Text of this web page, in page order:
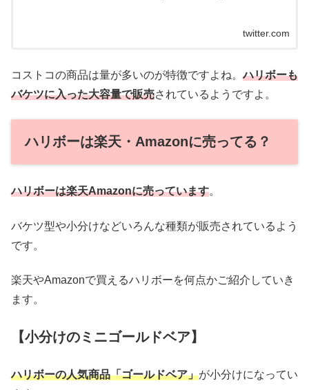
twitter.com
コストコの商品は量が多いのが特徴ですよね。ハリボーも
バケツに入った大容量で販売されているようですよ。
ハリボーは楽天・Amazonに売ってる？
ハリボーは楽天Amazonに売っています。
バケツ型や小分けなどいろんな種類が販売されているよう
です。
楽天やAmazonで買えるハリボーを何点かご紹介していき
ます。
【小分けのミニゴールドベア】
ハリボーの人気商品「ゴールドベア」が小分けになってい